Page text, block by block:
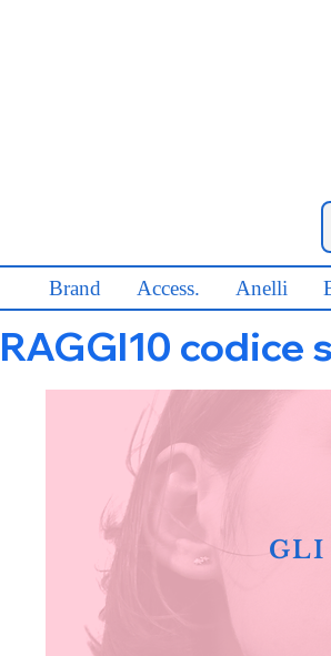
Brand Access. Anelli
RAGGI10 codice
GLI